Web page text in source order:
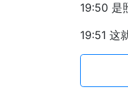
19:50 是
19:51 这